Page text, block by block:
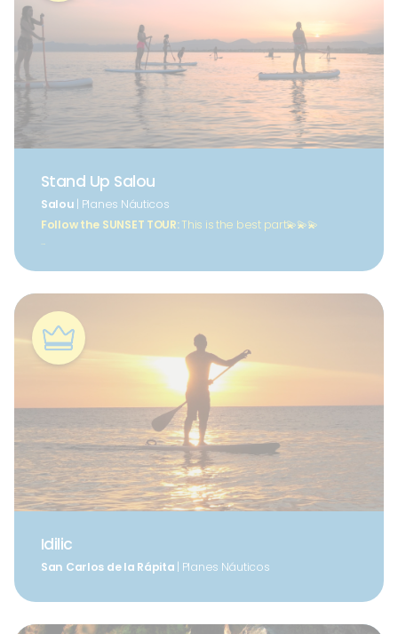
Stand Up Salou
Salou | Planes Náuticos
Follow the SUNSET TOUR:This is the best part💫💫💫
...
Idilic
San Carlos de la Rápita | Planes Náuticos